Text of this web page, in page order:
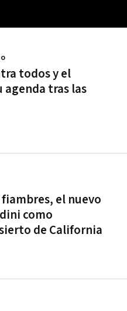
todos y el
agenda tras las
el nuevo
como
de California